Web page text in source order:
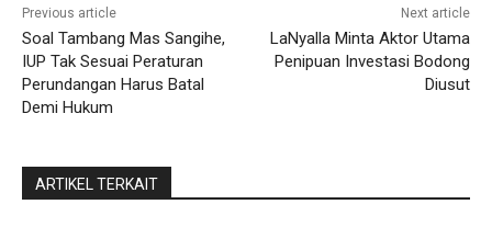
Previous article
Soal Tambang Mas Sangihe,
IUP Tak Sesuai Peraturan
Perundangan Harus Batal
Demi Hukum
Next article
LaNyalla Minta Aktor Utama
Penipuan Investasi Bodong
Diusut
ARTIKEL TERKAIT